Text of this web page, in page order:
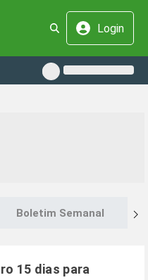
Login
Boletim Semanal
15 dias para